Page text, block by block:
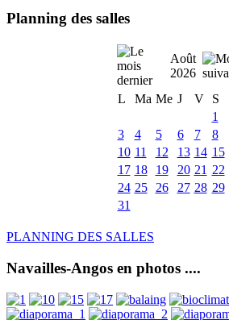
Planning des salles
Août
2026
L
Ma Me J V S
1
3
4 5 6 7 8
10 11 12 13 14 15
17 18 19 20 21 22
24 25 26 27 28 29
31
PLANNING DES SALLES
Navailles-Angos en photos ....